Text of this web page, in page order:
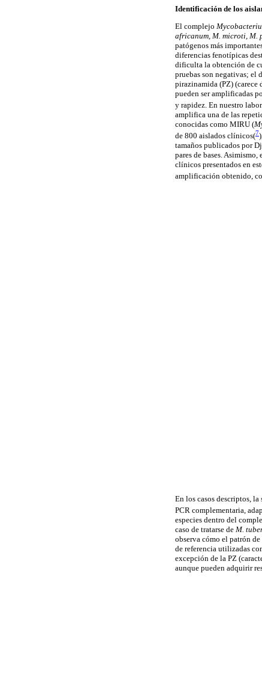
Identificación de los
El complejo
africanum, M. microti, M.
patógenos más
diferencias fenotípicas
dificulta la obtención de
pruebas son negativas; el
pirazinamida (PZ) (carece
pueden ser amplificadas
y rapidez. En nuestro
amplifica una de las
conocidas como MIRU (
de 800 aislados clínicos(7
tamaños publicados por
pares de bases. Asimismo,
clínicos presentados en
amplificación obtenido,
En los casos descriptos,
PCR complementaria,
especies dentro del
caso de tratarse de M.
observa cómo el patrón
de referencia utilizadas
excepción de la PZ
aunque pueden adquirir